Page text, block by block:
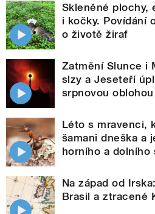
Skleněné plochy,
i kočky. Povídání
o životě žiraf
Zatmění Slunce i
slzy a Jeseteří
srpnovou oblohou
Léto s mravenci,
šamani dneška a
horního a dolního
Na západ od
Brasil a ztracené